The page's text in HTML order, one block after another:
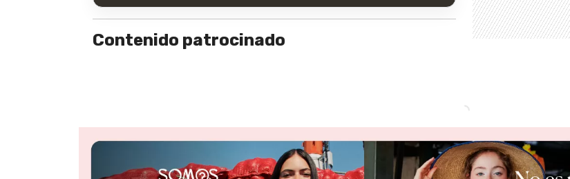
Contenido patrocinado